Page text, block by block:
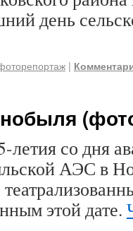
день
|
летия со дня
АЭС в
этой дате.